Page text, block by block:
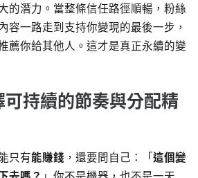
的潛力。當整條信任路徑順暢，粉絲
容一路走到支持你變現的最後一步，
薦你給其他人。這才是真正永續的變
持續的節奏與分配精
只有能賺錢 ，還要問自己：「 這個變